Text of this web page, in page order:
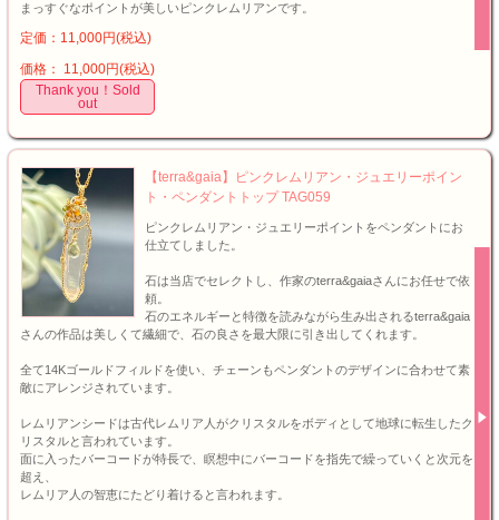
まっすぐなポイントが美しいピンクレムリアンです。
定価：11,000円(税込)
価格： 11,000円(税込)
Thank you！Sold
out
【terra&gaia】ピンクレムリアン・ジュエリーポイン
ト・ペンダントトップ TAG059
ピンクレムリアン・ジュエリーポイントをペンダントにお
仕立てしました。
石は当店でセレクトし、作家のterra&gaiaさんにお任せで依
頼。
石のエネルギーと特徴を読みながら生み出されるterra&gaia
さんの作品は美しくて繊細で、石の良さを最大限に引き出してくれます。
全て14Kゴールドフィルドを使い、チェーンもペンダントのデザインに合わせて素
敵にアレンジされています。
レムリアンシードは古代レムリア人がクリスタルをボディとして地球に転生したク
リスタルと言われています。
面に入ったバーコードが特長で、瞑想中にバーコードを指先で繰っていくと次元を
超え、
レムリア人の智恵にたどり着けると言われます。